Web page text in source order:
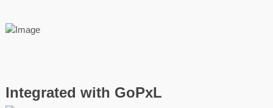
Integrated with GoPxL